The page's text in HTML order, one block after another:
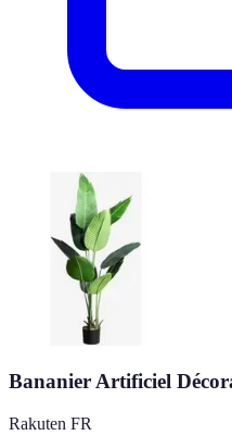
Bananier Artificiel
Rakuten FR